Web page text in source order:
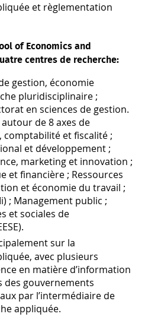
et règlementation
of Economics and
centres de recherche:
gestion, économie
pluridisciplinaire ;
en sciences de gestion.
autour de 8 axes de
comptabilité et fiscalité ;
et développement ;
marketing et innovation ;
et financière ; Ressources
et économie du travail ;
; Management public ;
et sociales de
sur la
avec plusieurs
en matière d’information
des gouvernements
par l’intermédiaire de
appliquée.